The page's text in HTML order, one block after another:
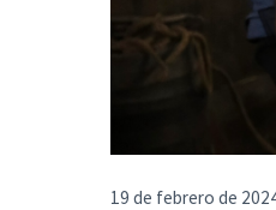
19 de febrero de